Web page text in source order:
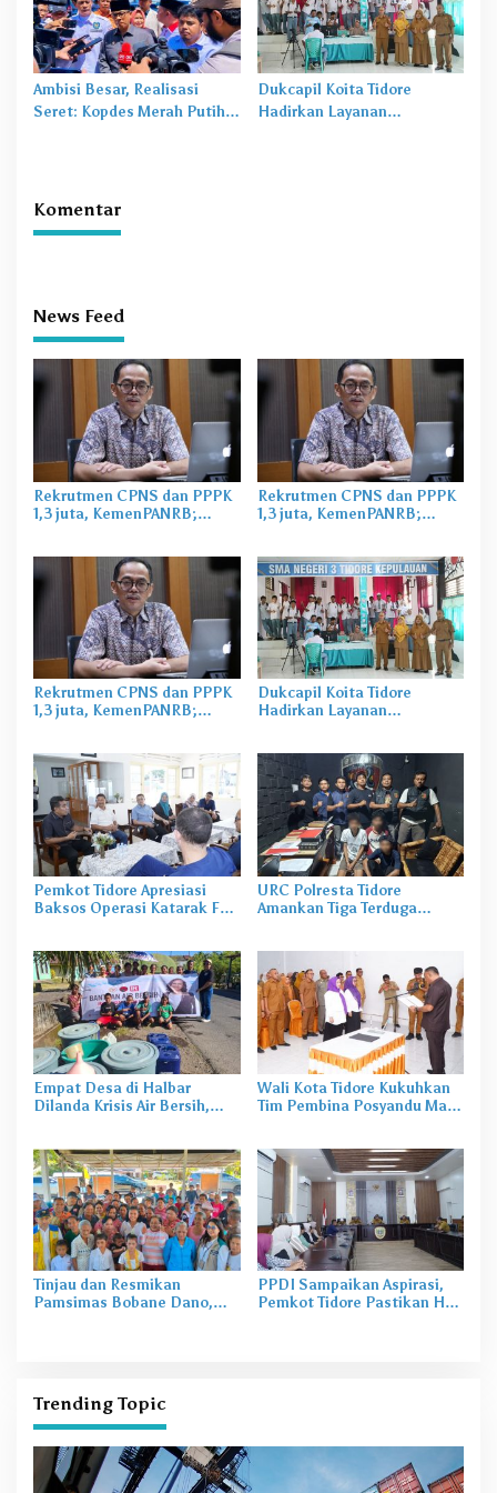
Ambisi Besar, Realisasi
Seret: Kopdes Merah Putih
Dukcapil Koita Tidore
Hadirkan Layanan
Komentar
News Feed
Rekrutmen CPNS dan PPPK
1,3 juta, KemenPANRB;
Rekrutmen CPNS dan PPPK
1,3 juta, KemenPANRB;
Rekrutmen CPNS dan PPPK
1,3 juta, KemenPANRB;
Dukcapil Koita Tidore
Hadirkan Layanan
Pemkot Tidore Apresiasi
Baksos Operasi Katarak FK-
URC Polresta Tidore
Amankan Tiga Terduga
Empat Desa di Halbar
Dilanda Krisis Air Bersih,
Wali Kota Tidore Kukuhkan
Tim Pembina Posyandu Masa
Tinjau dan Resmikan
Pamsimas Bobane Dano,
PPDI Sampaikan Aspirasi,
Pemkot Tidore Pastikan Hak
Trending Topic